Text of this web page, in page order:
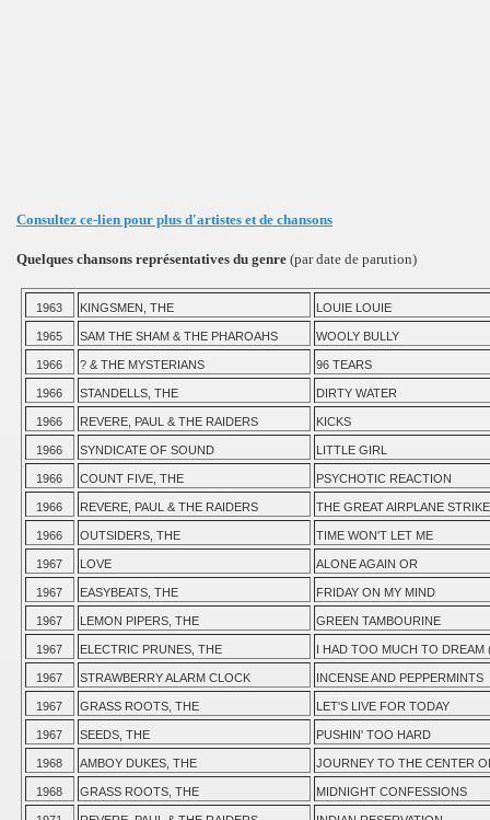
Consultez ce-lien pour plus d'artistes et de chansons
Quelques chansons représentatives du genre (par date de parution)
1963 KINGSMEN, THE LOUIE LOUIE
1965 SAM THE SHAM & THE PHAROAHS WOOLY BULLY
1966 ? & THE MYSTERIANS 96 TEARS
1966 STANDELLS, THE DIRTY WATER
1966 REVERE, PAUL & THE RAIDERS KICKS
1966 SYNDICATE OF SOUND LITTLE GIRL
1966 COUNT FIVE, THE PSYCHOTIC REACTION
1966 REVERE, PAUL & THE RAIDERS THE GREAT AIRPLANE STRIKE
1966 OUTSIDERS, THE TIME WON'T LET ME
1967 LOVE ALONE AGAIN OR
1967 EASYBEATS, THE FRIDAY ON MY MIND
1967 LEMON PIPERS, THE GREEN TAMBOURINE
1967 ELECTRIC PRUNES, THE I HAD TOO MUCH TO DREAM
1967 STRAWBERRY ALARM CLOCK INCENSE AND PEPPERMINTS
1967 GRASS ROOTS, THE LET'S LIVE FOR TODAY
1967 SEEDS, THE PUSHIN' TOO HARD
1968 AMBOY DUKES, THE JOURNEY TO THE CENTER
1968 GRASS ROOTS, THE MIDNIGHT CONFESSIONS